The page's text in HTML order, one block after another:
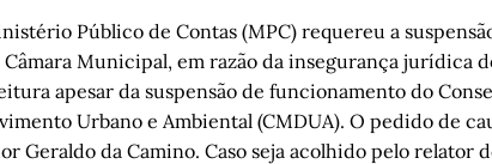
Público de Contas (MPC) requereu a
Câmara Municipal, em razão da insegurança jurídica
apesar da suspensão de funcionamento do
Urbano e Ambiental (CMDUA). O pedido de
Geraldo da Camino. Caso seja acolhido pelo relator